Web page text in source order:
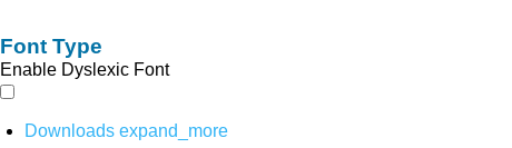
Font Type
Enable Dyslexic Font
Downloads expand_more